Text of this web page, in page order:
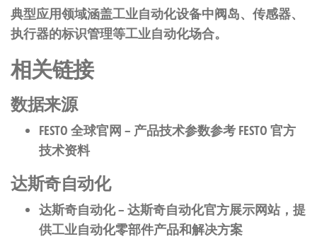
典型应用领域涵盖工业自动化设备中阀岛、传感器、
执行器的标识管理等工业自动化场合。
相关链接
数据来源
FESTO 全球官网 – 产品技术参数参考 FESTO 官方
技术资料
达斯奇自动化
达斯奇自动化– 达斯奇自动化官方展示网站，提
供工业自动化零部件产品和解决方案